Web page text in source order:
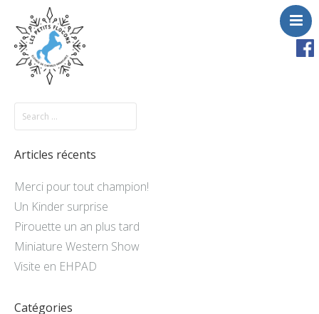
Accueil
A vendre
Activités
Actualités
Contact
Articles récents
Merci pour tout champion!
Un Kinder surprise
Pirouette un an plus tard
Miniature Western Show
Visite en EHPAD
Catégories